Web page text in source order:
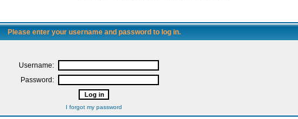
Please enter your username and password to log in.
Username:
Password:
I forgot my password